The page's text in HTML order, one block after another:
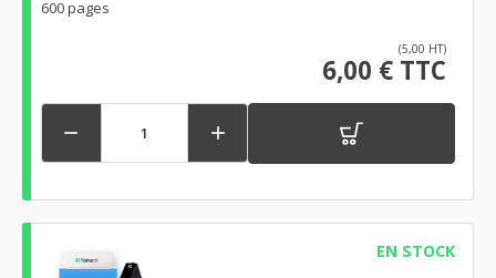
600 pages
(5,00 HT)
6,00 € TTC
 
EN STOCK